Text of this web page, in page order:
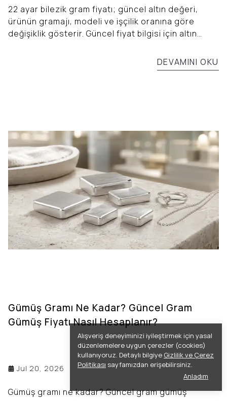
Alışveriş deneyiminizi iyileştirmek için yasal
düzenlemelere uygun çerezler (cookies)
kullanıyoruz. Detaylı bilgiye Gizlilik ve Çerez
Politikası sayfamızdan erişebilirsiniz.
Anladım
22 ayar bilezik gram fiyatı; güncel altın değeri,
ürünün gramajı, modeli ve işçilik oranına göre
değişiklik gösterir. Güncel fiyat bilgisi için altın
DEVAMINI OKU
Gümüş Gramı Ne Kadar? Güncel Gram
Gümüş Fiyatı Nasıl Hesaplanır?
Jul 20, 2026
Gümüş gramı ne kadar? Güncel gram gümüş